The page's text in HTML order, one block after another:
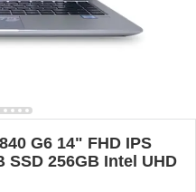
G6 14" FHD IPS
SSD 256GB Intel UHD